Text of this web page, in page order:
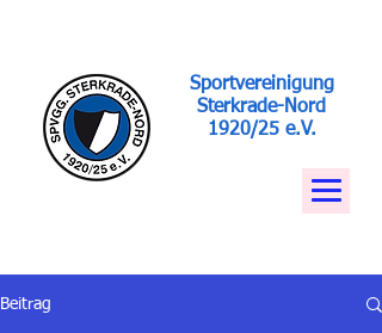
Sportvereinigung
Sterkrade-Nord
1920/25 e.V.
Beitrag